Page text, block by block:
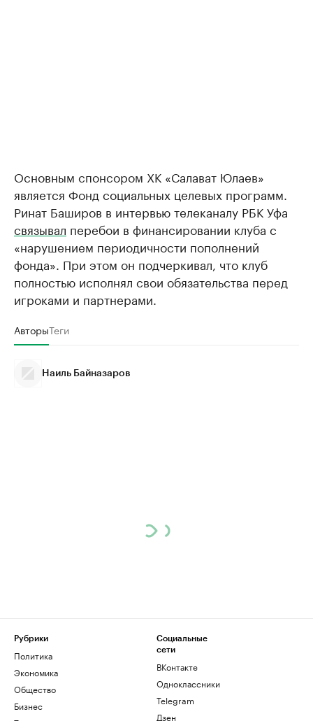
Основным спонсором ХК «Салават Юлаев»
является Фонд социальных целевых программ.
Ринат Баширов в интервью телеканалу РБК Уфа
связывал перебои в финансировании клуба с
«нарушением периодичности пополнений
фонда». При этом он подчеркивал, что клуб
полностью исполнял свои обязательства перед
игроками и партнерами.
АвторыТеги
Наиль Байназаров
Рубрики
Политика
Экономика
Общество
Бизнес
Социальные
сети
ВКонтакте
Одноклассники
Telegram
Дзен